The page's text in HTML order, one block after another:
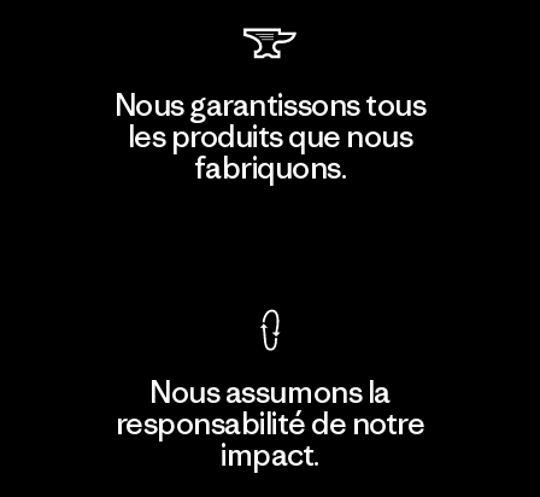
Nous garantissons tous
les produits que nous
fabriquons.
Nous assumons la
responsabilité de notre
impact.